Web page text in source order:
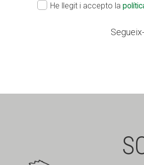
He llegit i accepto la